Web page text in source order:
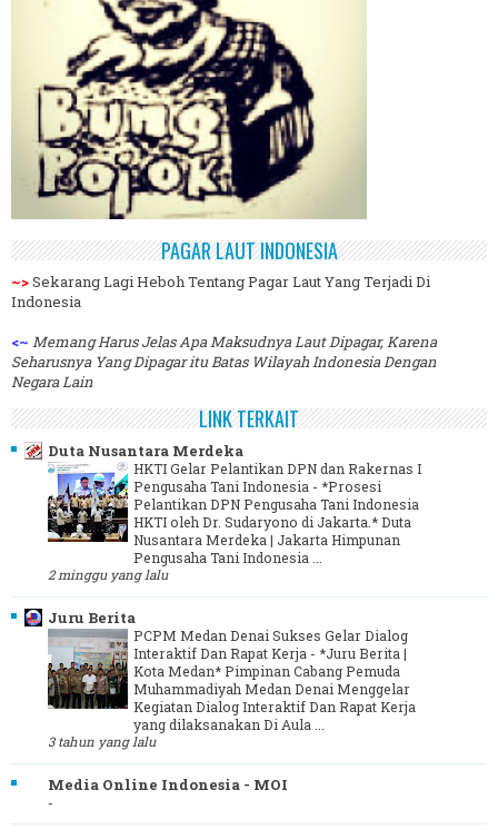
PAGAR LAUT INDONESIA
~>Sekarang Lagi Heboh Tentang Pagar Laut Yang Terjadi Di
Indonesia
<~ Memang Harus Jelas Apa Maksudnya Laut Dipagar, Karena
Seharusnya Yang Dipagar itu Batas Wilayah Indonesia Dengan
Negara Lain
LINK TERKAIT
Duta Nusantara Merdeka
HKTI Gelar Pelantikan DPN dan Rakernas I
Pengusaha Tani Indonesia - *Prosesi
Pelantikan DPN Pengusaha Tani Indonesia
HKTI oleh Dr. Sudaryono di Jakarta.* Duta
Nusantara Merdeka | Jakarta Himpunan
Pengusaha Tani Indonesia ...
2 minggu yang lalu
Juru Berita
PCPM Medan Denai Sukses Gelar Dialog
Interaktif Dan Rapat Kerja - *Juru Berita |
Kota Medan* Pimpinan Cabang Pemuda
Muhammadiyah Medan Denai Menggelar
Kegiatan Dialog Interaktif Dan Rapat Kerja
yang dilaksanakan Di Aula ...
3 tahun yang lalu
Media Online Indonesia - MOI
-